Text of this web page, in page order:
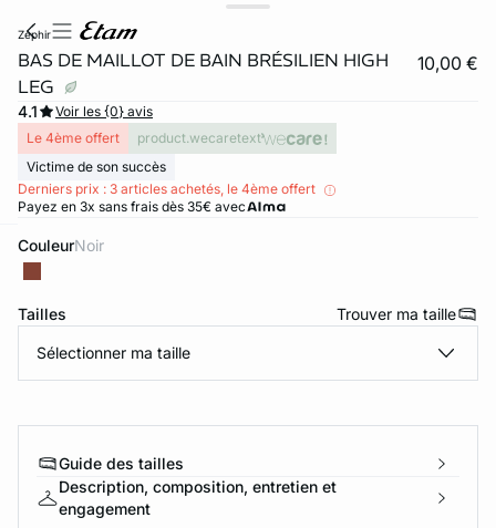
zephir
BAS DE MAILLOT DE BAIN BRÉSILIEN HIGH
LEG
10,00 €
4.1
Voir les {0} avis
Le 4ème offert
product.wecaretext
Victime de son succès
Derniers prix : 3 articles achetés, le 4ème offert
Payez en 3x sans frais dès 35€ avec
Couleur noir
Tailles Trouver ma taille
Sélectionner ma taille
Guide des tailles
Description, composition, entretien et
engagement